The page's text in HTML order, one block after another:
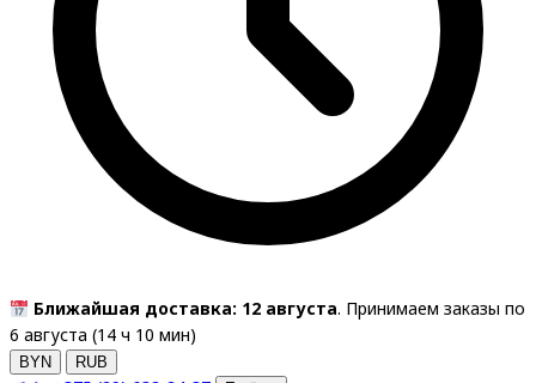
Ближайшая доставка: 12 августа. Принимаем заказы по
6 августа (14 ч 10 мин)
BYN RUB